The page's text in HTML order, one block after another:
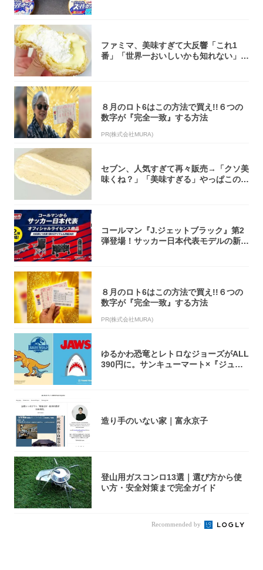
ファミマ、美味すぎて大反響「これ1
番」「世界一おいしいかも知れない」
８月のロト6はこの方法で買え!!６つの
数字が『完全一致』する方法
PR(株式会社MURA)
セブン、人気すぎて再々販売→「クソ美
味くね？」「美味すぎる」やっぱこのク
コールマン『J.ジェットブラック』第2
弾登場！サッカー日本代表モデルの新作
８月のロト6はこの方法で買え!!６つの
数字が『完全一致』する方法
PR(株式会社MURA)
ゆるかわ恐竜とレトロなジョーズがALL
390円に。サンキューマート×『ジュラ
造り手のいない家｜富永京子
登山用ガスコンロ13選｜選び方から使
い方・安全対策まで完全ガイド
Recommended by